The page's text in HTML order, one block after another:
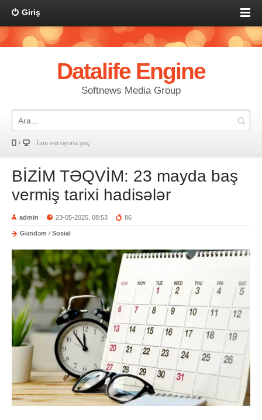
Giriş
Datalife Engine
Softnews Media Group
Tam versiyona geç
BİZİM TƏQVİM: 23 mayda baş
vermiş tarixi hadisələr
admin 23-05-2025, 08:53 86
Gündəm / Sosial